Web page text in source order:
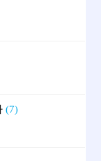
(7)